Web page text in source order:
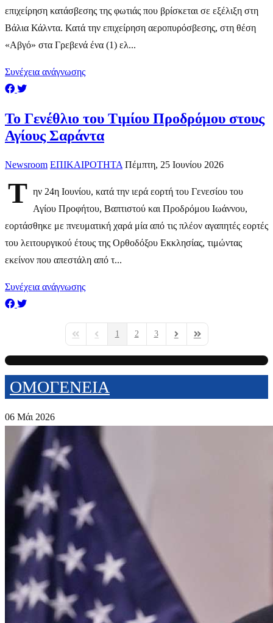
επιχείρηση κατάσβεσης της φωτιάς που βρίσκεται σε εξέλιξη στη
Βάλια Κάλντα. Κατά την επιχείρηση αεροπυρόσβεσης, στη θέση
«Αβγό» στα Γρεβενά ένα (1) ελ...
Συνέχεια ανάγνωσης
Το Γενέθλιο του Τιμίου Προδρόμου στους
Αγίους Σαράντα
Newsroom ΕΠΙΚΑΙΡΟΤΗΤΑ Πέμπτη, 25 Ιουνίου 2026
Τ ην 24η Ιουνίου, κατά την ιερά εορτή του Γενεσίου του
Αγίου Προφήτου, Βαπτιστού και Προδρόμου Ιωάννου,
εορτάσθηκε με πνευματική χαρά μία από τις πλέον αγαπητές εορτές
του λειτουργικού έτους της Ορθοδόξου Εκκλησίας, τιμώντας
εκείνον που απεστάλη από τ...
Συνέχεια ανάγνωσης
First PagePrevious Page
1 2 3
Next PageLast Page
ΟΜΟΓΕΝΕΙΑ
06 Μάι 2026